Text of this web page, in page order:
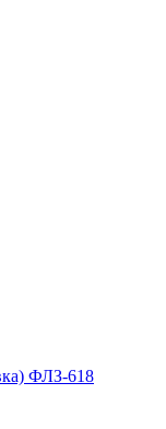
ФЛЗ-618